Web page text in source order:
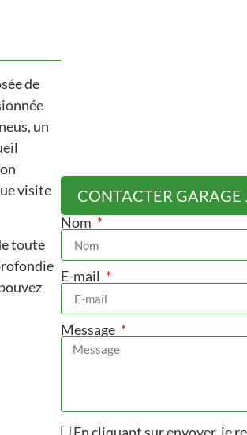
de
un
visite
toute
CONTACTER GARAGE
Nom
E-mail
Message